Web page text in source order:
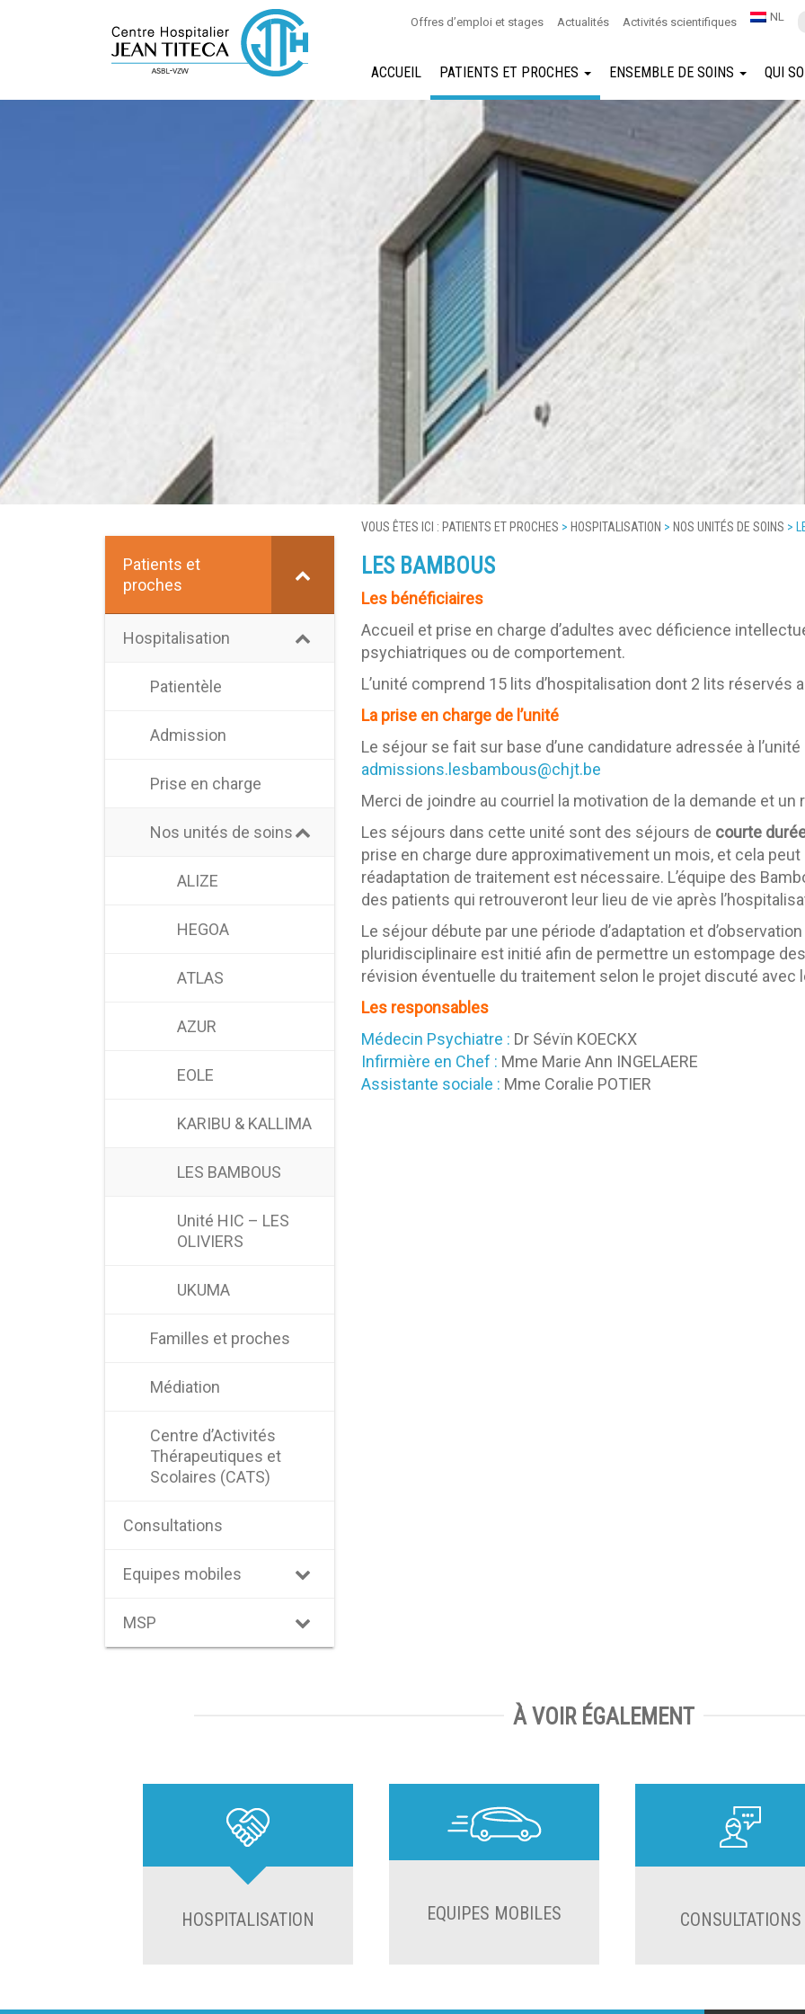
Offres d’emploi et stages Actualités Activités scientifiques NL
ACCUEIL PATIENTS ET PROCHES ENSEMBLE DE SOINS QUI
Patients et
proches
Hospitalisation
Patientèle
Admission
Prise en charge
Nos unités de soins
ALIZE
HEGOA
ATLAS
AZUR
EOLE
KARIBU & KALLIMA
LES BAMBOUS
Unité HIC – LES
OLIVIERS
UKUMA
Familles et proches
Médiation
Centre d’Activités
Thérapeutiques et
Scolaires (CATS)
Consultations
Equipes mobiles
MSP
VOUS ÊTES ICI : PATIENTS ET PROCHES > HOSPITALISATION > NOS UNITÉS DE SOINS >
LES BAMBOUS
Les bénéficiaires
Accueil et prise en charge d’adultes avec déficience
psychiatriques ou de comportement.
L’unité comprend 15 lits d’hospitalisation dont 2 lits réservés
La prise en charge de l’unité
Le séjour se fait sur base d’une candidature adressée à
admissions.lesbambous@chjt.be
Merci de joindre au courriel la motivation de la demande et
Les séjours dans cette unité sont des séjours de courte
prise en charge dure approximativement un mois, et cela
réadaptation de traitement est nécessaire. L’équipe des
des patients qui retrouveront leur lieu de vie après
Le séjour débute par une période d’adaptation et
pluridisciplinaire est initié afin de permettre un estompage
révision éventuelle du traitement selon le projet discuté avec
Les responsables
Médecin Psychiatre : Dr Sévïn KOECKX
Infirmière en Chef : Mme Marie Ann INGELAERE
Assistante sociale : Mme Coralie POTIER
À VOIR ÉGALEMENT
HOSPITALISATION EQUIPES MOBILES CONSULTATIONS